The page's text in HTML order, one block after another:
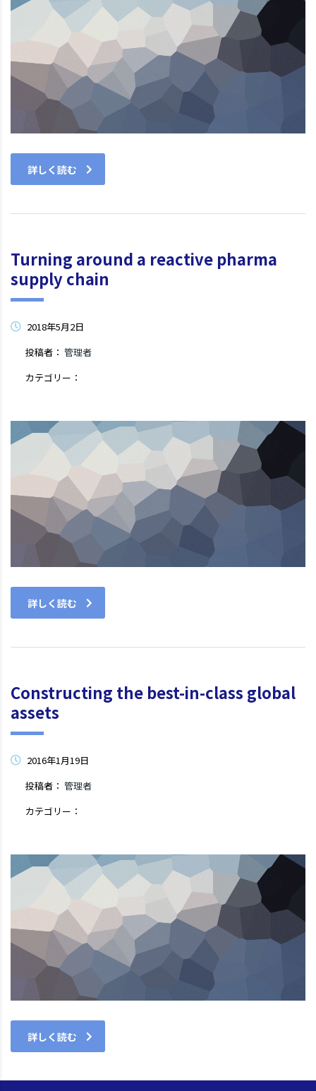
詳しく読む
Turning around a reactive pharma
supply chain
2018年5月2日
投稿者： 管理者
カテゴリー：
詳しく読む
Constructing the best-in-class global
assets
2016年1月19日
投稿者： 管理者
カテゴリー：
詳しく読む